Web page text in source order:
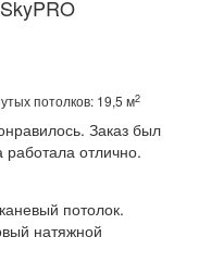
потолков: 19,5 м2
Заказ был
работала отлично.
потолок.
натяжной